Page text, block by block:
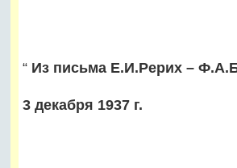
“ Из письма Е.И.Рерих –
3 декабря 1937 г.